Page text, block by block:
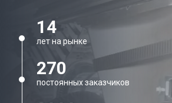
14
лет на рынке
270
постоянных заказчиков